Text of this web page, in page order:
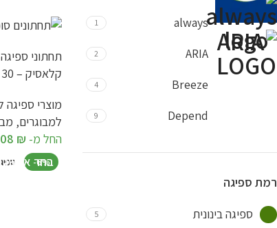
always
1
ARIA
2
Breeze
4
Depend
9
רמת ספיגה
ספיגה בינונית
5
-6%
תחתוני
קלאסיק – 30 יחידות
מוצרי ספיגה
למבוגרים,
החל מ- ₪
בחר